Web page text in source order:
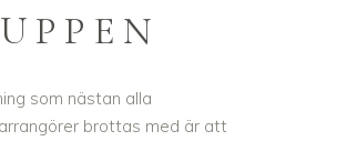
som nästan alla
brottas med är att